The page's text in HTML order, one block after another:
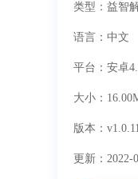
类型：益智
语言：中文
平台：安卓
大小：
版本：
更新：2022-